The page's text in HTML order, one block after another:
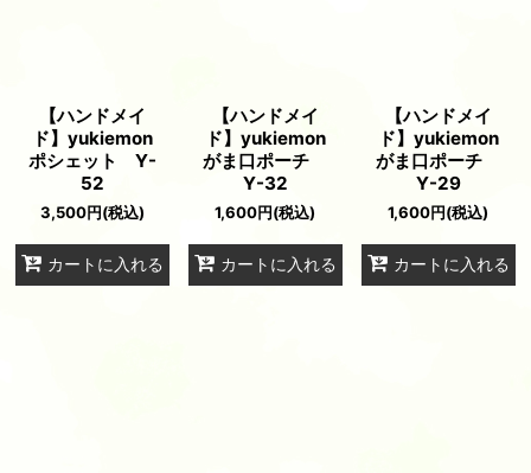
【ハンドメイ
ド】yukiemon
ポシェット Y-
52
3,500円(税込)
カートに入れる
【ハンドメイ
ド】yukiemon
がま口ポーチ
Y-32
1,600円(税込)
カートに入れる
【ハンドメイ
ド】yukiemon
がま口ポーチ
Y-29
1,600円(税込)
カートに入れる